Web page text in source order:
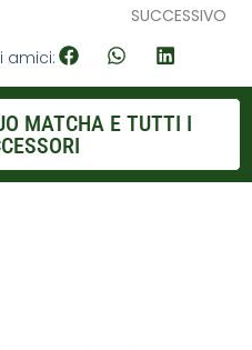
SUCCESSIVO
amici:
MATCHA E TUTTI I